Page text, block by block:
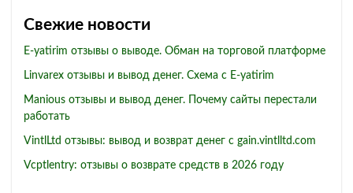
Свежие новости
E-yatirim отзывы о выводе. Обман на торговой платформе
Linvarex отзывы и вывод денег. Схема с E-yatirim
Manious отзывы и вывод денег. Почему сайты перестали
работать
VintlLtd отзывы: вывод и возврат денег с gain.vintlltd.com
Vcptlentry: отзывы о возврате средств в 2026 году